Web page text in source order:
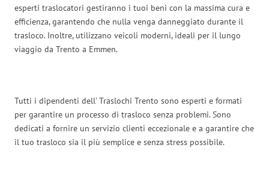
esperti traslocatori gestiranno i tuoi beni con la massima cura e
efficienza, garantendo che nulla venga danneggiato durante il
trasloco. Inoltre, utilizzano veicoli moderni, ideali per il lungo
viaggio da Trento a Emmen.
Tutti i dipendenti dell’ Traslochi Trento sono esperti e formati
per garantire un processo di trasloco senza problemi. Sono
dedicati a fornire un servizio clienti eccezionale e a garantire che
il tuo trasloco sia il più semplice e senza stress possibile.